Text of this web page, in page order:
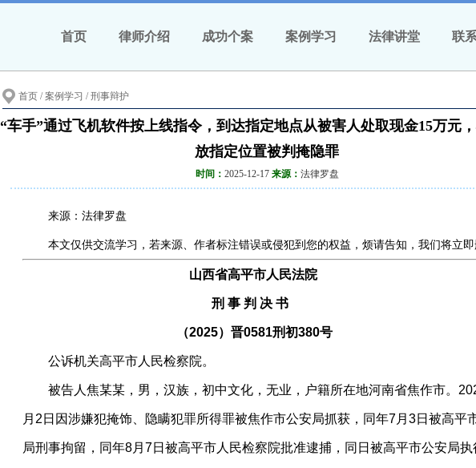
联
法律讲堂
案例学习
成功个案
律师介绍
首页
首页 / 案例学习 /刑事辩护
“车手”通过飞机软件按上线指令，到达指定地点从被害人处取现金15万元
放指定位置被判掩隐罪
时间： 2025-12-17 来源： 法律罗盘
来源：法律罗盘
本文仅供交流学习，若来源、作者标注错误或侵犯到您的权益，烦请告知，我们将立即
山西省高平市人民法院
刑 事 判 决 书
（2025）晋0581刑初380号
公诉机关高平市人民检察院。
被告人焦某某，男，汉族，初中文化，无业，户籍所在地河南省焦作市。
月2日因涉嫌犯掩饰、隐瞒犯罪所得罪被焦作市公安局抓获，同年7月3日被高平
局刑事拘留，同年8月7日被高平市人民检察院批准逮捕，同日被高平市公安局执